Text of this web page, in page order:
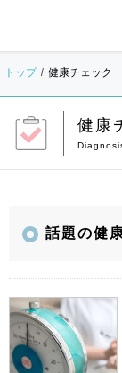
トップ 健康チェック
健康
話題の健